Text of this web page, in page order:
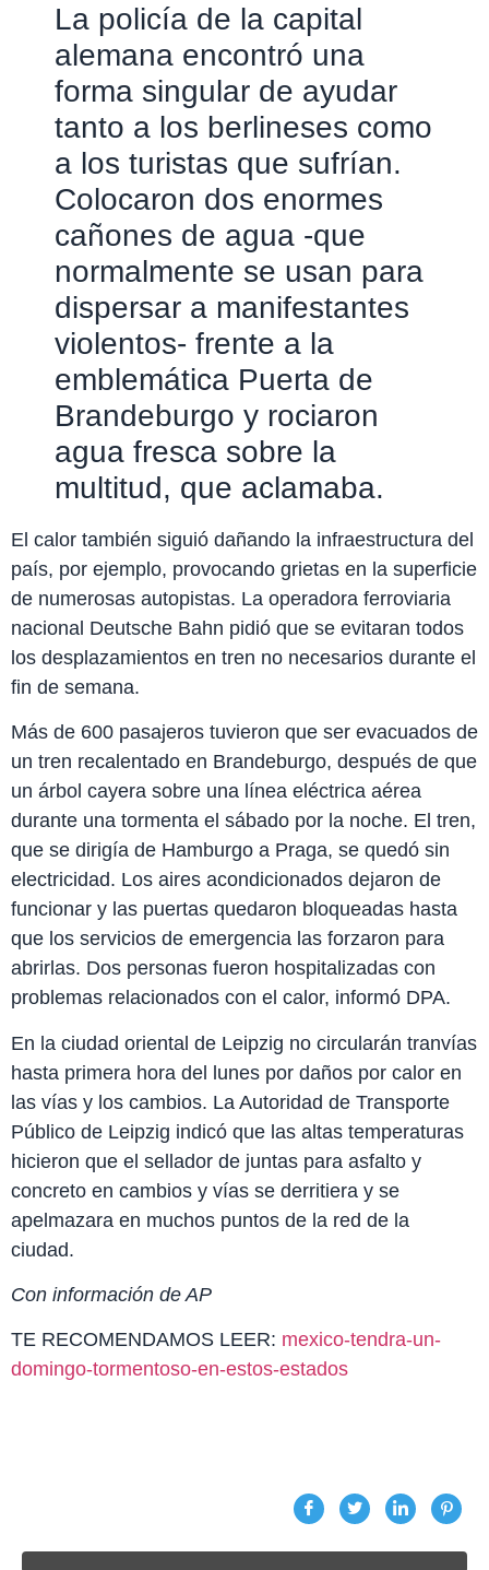
La policía de la capital
alemana encontró una
forma singular de ayudar
tanto a los berlineses como
a los turistas que sufrían.
Colocaron dos enormes
cañones de agua -que
normalmente se usan para
dispersar a manifestantes
violentos- frente a la
emblemática Puerta de
Brandeburgo y rociaron
agua fresca sobre la
multitud, que aclamaba.
El calor también siguió dañando la infraestructura del
país, por ejemplo, provocando grietas en la superficie
de numerosas autopistas. La operadora ferroviaria
nacional Deutsche Bahn pidió que se evitaran todos
los desplazamientos en tren no necesarios durante el
fin de semana.
Más de 600 pasajeros tuvieron que ser evacuados de
un tren recalentado en Brandeburgo, después de que
un árbol cayera sobre una línea eléctrica aérea
durante una tormenta el sábado por la noche. El tren,
que se dirigía de Hamburgo a Praga, se quedó sin
electricidad. Los aires acondicionados dejaron de
funcionar y las puertas quedaron bloqueadas hasta
que los servicios de emergencia las forzaron para
abrirlas. Dos personas fueron hospitalizadas con
problemas relacionados con el calor, informó DPA.
En la ciudad oriental de Leipzig no circularán tranvías
hasta primera hora del lunes por daños por calor en
las vías y los cambios. La Autoridad de Transporte
Público de Leipzig indicó que las altas temperaturas
hicieron que el sellador de juntas para asfalto y
concreto en cambios y vías se derritiera y se
apelmazara en muchos puntos de la red de la
ciudad.
Con información de AP
TE RECOMENDAMOS LEER: mexico-tendra-un-
domingo-tormentoso-en-estos-estados